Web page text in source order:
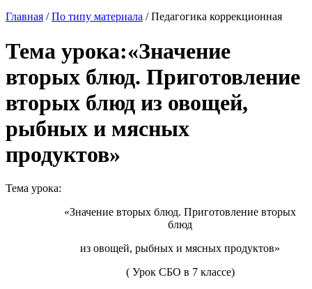
Главная /По типу материала /Педагогика коррекционная
Тема урока:«Значение
вторых блюд. Приготовление
вторых блюд из овощей,
рыбных и мясных
продуктов»
Тема урока:
«Значение вторых блюд. Приготовление вторых
блюд
из овощей, рыбных и мясных продуктов»
( Урок СБО в 7 классе)